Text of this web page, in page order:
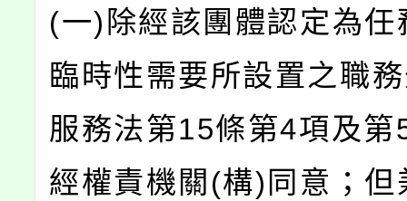
(一)除經該團體認定為任
臨時性需要所設置之職
服務法第15條第4項及第
經權責機關(構)同意；但